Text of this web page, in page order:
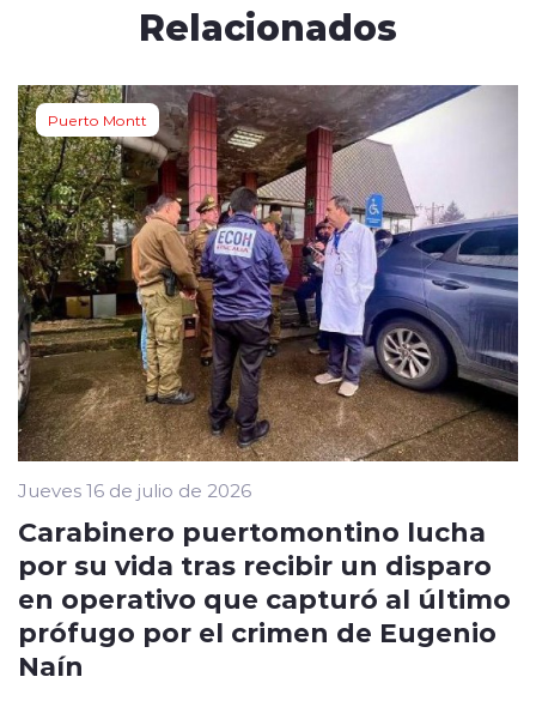
Relacionados
Puerto Montt
Jueves 16 de julio de 2026
Carabinero puertomontino lucha
por su vida tras recibir un disparo
en operativo que capturó al último
prófugo por el crimen de Eugenio
Naín